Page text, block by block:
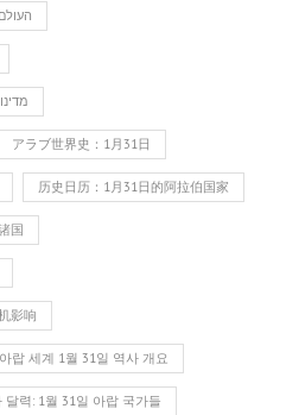
העולם הערבי
מדינות ערב
アラブ世界史：1月31日
历史日历：1月31日的阿拉伯国家
国
影响
아랍 세계 1월 31일 역사 개요
달력: 1월 31일 아랍 국가들